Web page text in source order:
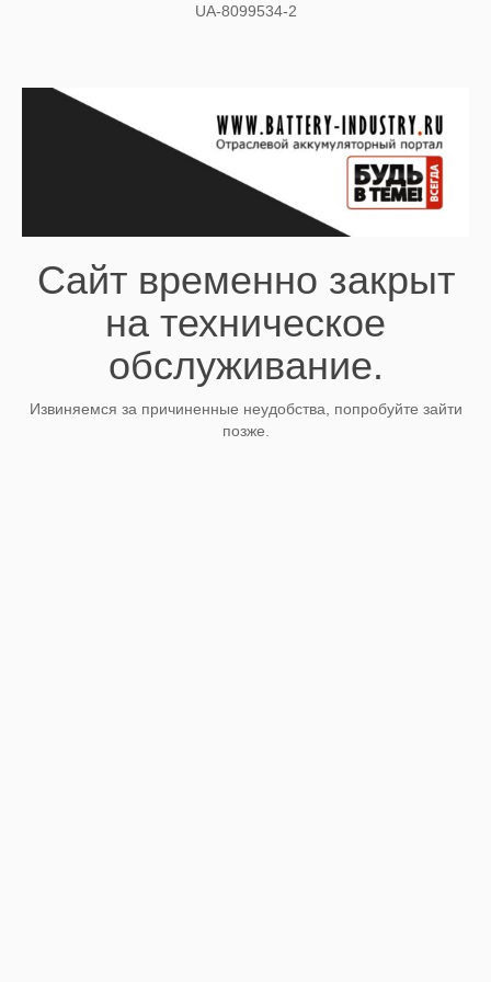
UA-8099534-2
Сайт временно закрыт
на техническое
обслуживание.
Извиняемся за причиненные неудобства, попробуйте зайти
позже.